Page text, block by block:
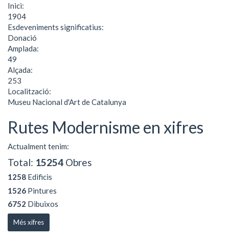
Inici:
1904
Esdeveniments significatius:
Donació
Amplada:
49
Alçada:
253
Localització:
Museu Nacional d'Art de Catalunya
Rutes Modernisme en xifres
Actualment tenim:
Total: 15254 Obres
1258 Edificis
1526 Pintures
6752 Dibuixos
Més xifres